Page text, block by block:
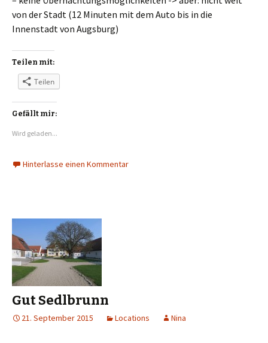
von der Stadt (12 Minuten mit dem Auto bis in die
Innenstadt von Augsburg)
Teilen mit:
Teilen
Gefällt mir:
Wird geladen...
Hinterlasse einen Kommentar
Gut Sedlbrunn
21. September 2015 Locations Nina